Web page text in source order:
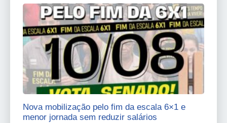
Nova mobilização pelo fim da escala 6×1 e
menor jornada sem reduzir salários